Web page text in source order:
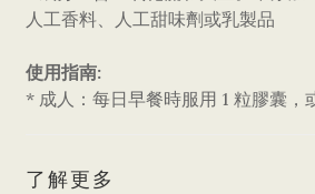
人工香料、人工甜味劑或乳製品
使用指南:
* 成人：每日早餐時服用 1 粒膠囊，
了解更多